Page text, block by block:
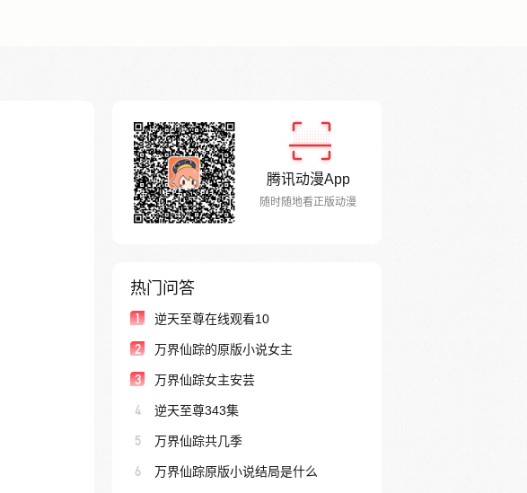
腾讯动漫App
随时随地看正版动漫
热门问答
1 逆天至尊在线观看10
2 万界仙踪的原版小说女主
3 万界仙踪女主安芸
4 逆天至尊343集
5 万界仙踪共几季
6 万界仙踪原版小说结局是什么